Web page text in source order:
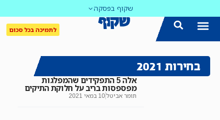
שקוף בפסקה
לתמיכה בכל סכום
בחירות 2021
אלה 5 התפקידים שהמפלגות
מפספסות בריב על חלוקת התיקים
תומר אביטל10 במאי 2021